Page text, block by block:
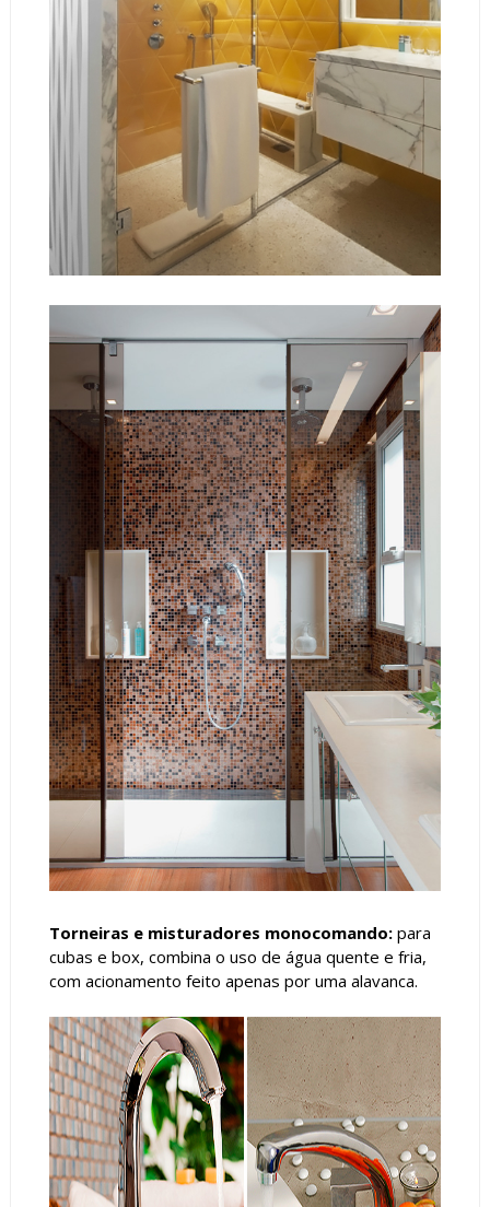
Torneiras e misturadores monocomando:para
cubas e box, combina o uso de água quente e fria,
com acionamento feito apenas por uma alavanca.